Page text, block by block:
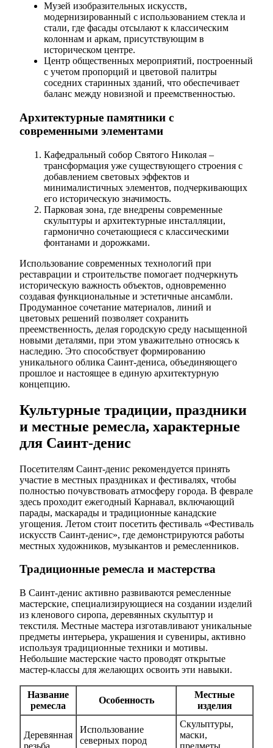
Музей изобразительных искусств,
модернизированный с использованием стекла и
стали, где фасады отсылают к классическим
колоннам и аркам, присутствующим в
историческом центре.
Центр общественных мероприятий, построенный
с учетом пропорций и цветовой палитры
соседних старинных зданий, что обеспечивает
баланс между новизной и преемственностью.
Архитектурные памятники с
современными элементами
Кафедральный собор Святого Николая –
трансформация уже существующего строения с
добавлением световых эффектов и
минималистичных элементов, подчеркивающих
его историческую значимость.
Парковая зона, где внедрены современные
скульптуры и архитектурные инсталляции,
гармонично сочетающиеся с классическими
фонтанами и дорожками.
Использование современных технологий при
реставрации и строительстве помогает подчеркнуть
историческую важность объектов, одновременно
создавая функциональные и эстетичные ансамбли.
Продуманное сочетание материалов, линий и
цветовых решений позволяет сохранить
преемственность, делая городскую среду насыщенной
новыми деталями, при этом уважительно относясь к
наследию. Это способствует формированию
уникального облика Саинт-дениса, объединяющего
прошлое и настоящее в единую архитектурную
концепцию.
Культурные традиции, праздники
и местные ремесла, характерные
для Саинт-денис
Посетителям Саинт-денис рекомендуется принять
участие в местных праздниках и фестивалях, чтобы
полностью почувствовать атмосферу города. В феврале
здесь проходит ежегодный Карнавал, включающий
парады, маскарады и традиционные канадские
угощения. Летом стоит посетить фестиваль «Фестиваль
искусств Саинт-денис», где демонстрируются работы
местных художников, музыкантов и ремесленников.
Традиционные ремесла и мастерства
В Саинт-денис активно развиваются ремесленные
мастерские, специализирующиеся на создании изделий
из кленового сиропа, деревянных скульптур и
текстиля. Местные мастера изготавливают уникальные
предметы интерьера, украшения и сувениры, активно
используя традиционные техники и мотивы.
Небольшие мастерские часто проводят открытые
мастер-классы для желающих освоить эти навыки.
Название
ремесла
Особенность
Местные
изделия
Деревянная
резьба
Использование
северных пород
Скульптуры,
маски,
предметы